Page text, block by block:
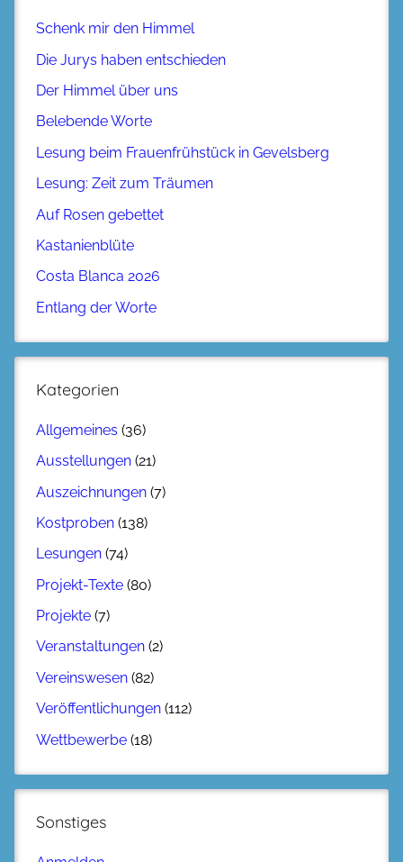
Schenk mir den Himmel
Die Jurys haben entschieden
Der Himmel über uns
Belebende Worte
Lesung beim Frauenfrühstück in Gevelsberg
Lesung: Zeit zum Träumen
Auf Rosen gebettet
Kastanienblüte
Costa Blanca 2026
Entlang der Worte
Kategorien
Allgemeines (36)
Ausstellungen (21)
Auszeichnungen (7)
Kostproben (138)
Lesungen (74)
Projekt-Texte (80)
Projekte (7)
Veranstaltungen (2)
Vereinswesen (82)
Veröffentlichungen (112)
Wettbewerbe (18)
Sonstiges